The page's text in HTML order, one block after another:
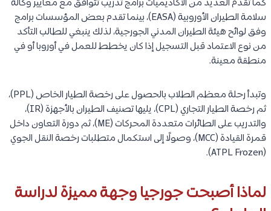
كما تقدم العديد من الأكاديميات برامج تدريب تتوافق مع معايير وكالة
سلامة الطيران الأوروبية (EASA)، بينما تقدم بعض المؤسسات برامج
وفق لوائح هيئة الطيران المدني الجورجية، لذلك ينبغي للطالب التأكد
من نوع الاعتماد قبل التسجيل إذا كان يخطط للعمل في أوروبا أو في
منطقة معينة.
وتبدأ رحلة معظم الطلاب بالحصول على رخصة الطيار الخاص (PPL)،
ثم رخصة الطيار التجاري (CPL)، يليها تصنيف الطيران بالأجهزة (IR)،
والتدريب على الطائرات متعددة المحركات (ME)، ثم دورة التعاون داخل
قمرة القيادة (MCC)، وصولًا إلى استكمال متطلبات رخصة النقل الجوي
(ATPL Frozen).
لماذا أصبحت جورجيا وجهة مميزة لدراسة